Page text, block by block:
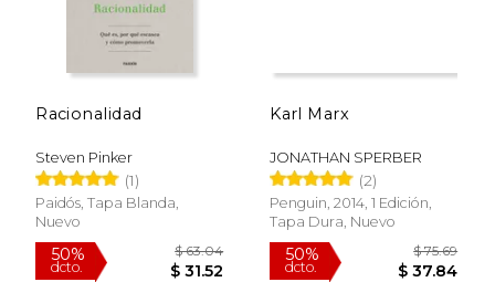
Racionalidad
Steven Pinker
(1)
Paidós, Tapa Blanda,
Nuevo
Karl Marx
JONATHAN SPERBER
(2)
Penguin, 2014, 1 Edición,
Tapa Dura, Nuevo